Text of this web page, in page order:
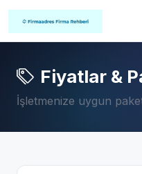
Fiyatlar &
İşletmenize uygun